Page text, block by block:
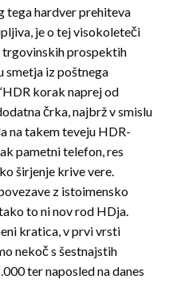
tega hardver prehiteva
je o tej visokoleteči
trgovinskih prospektih
smetja iz poštnega
korak naprej od
črka, najbrž v smislu
na takem teveju HDR-
pametni telefon, res
širjenje krive vere.
z istoimensko
to ni nov rod HDja.
kratica, v prvi vrsti
nekoč s šestnajstih
ter naposled na danes